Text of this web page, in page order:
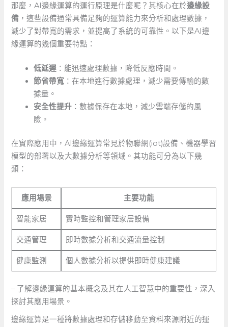
那麼，AI邊緣運算的運行原理是什麼呢？其核心在於邊緣設
備 ，這些設備通常具備足夠的運算能力來分析和處理數據，
減少了對帶寬的需求，並提高了系統的可靠性。以下是AI邊
緣運算的幾個重要特點：
低延遲 ：能迅速處理數據，降低反應時間。
節省帶寬 ：在本地進行數據處理，減少需要傳輸的數
據量。
安全性提升 ：數據保存在本地，減少雲端存儲的風
險。
在實際應用中，AI邊緣運算常見於物聯網(iot)設備、機器學習
模型的部署以及大數據分析等領域。其功能可分為以下幾
類：
應用場景 主要功能
智能家居 實時監控和管理家居設備
交通管理 即時數據分析和交通流量控制
健康監測 個人數據分析以提供即時健康建議
– 了解邊緣運算的基本概念及其在人工智慧中的重要性，深入
探討其應用場景。
邊緣運算是一種將數據處理和存儲移動至資料來源附近的運